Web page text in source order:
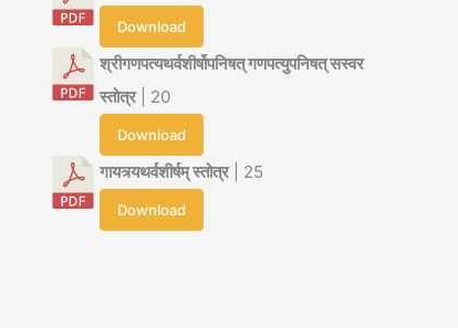
Download
श्रीगणपत्यथर्वशीर्षोपनिषत् गणपत्युपनिषत् सस्वर
स्तोत्र| 20
Download
गायत्र्यथर्वशीर्षम् स्तोत्र| 25
Download